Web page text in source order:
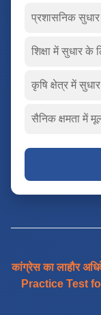
प्रशासनिक सुधार
शिक्षा में सुधार के
कृषि क्षेत्र में
सैनिक क्षमता में
कांग्रेस का लाहौर
Practice Test